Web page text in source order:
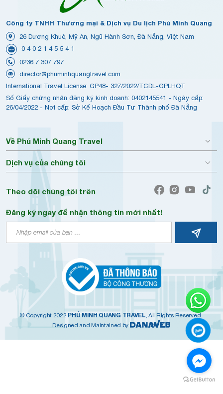
Công ty TNHH Thương mại & Dịch vụ Du lịch Phú Minh Quang
26 Dương Khuê, Mỹ An, Ngũ Hành Sơn, Đà Nẵng, Việt Nam
0 4 0 2 1 4 5 5 4 1
0236 7 307 797
director@phuminhquangtravel.com
International Travel License: GP48- 327/2022/TCDL-GPLHQT
Số Giấy chứng nhận đăng ký kinh doanh: 0402145541 - Ngày cấp:
26/04/2022 - Nơi cấp: Sở Kế Hoạch Đầu Tư Thành phố Đà Nẵng
Về Phú Minh Quang Travel
Dịch vụ của chúng tôi
Theo dõi chúng tôi trên
Đăng ký ngay để nhận thông tin mới nhất!
© Copyright 2022 PHÚ MINH QUANG TRAVEL , All Rights Reserved.
Designed and Maintained by